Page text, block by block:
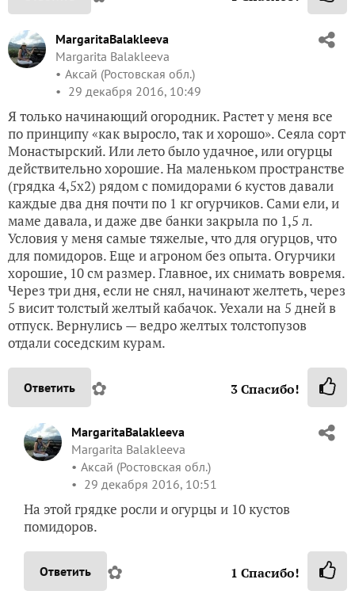
MargaritaBalakleeva
Margarita Balakleeva
Аксай (Ростовская обл.)
29 декабря 2016, 10:49
Я только начинающий огородник. Растет у меня все
по принципу «как выросло, так и хорошо». Сеяла сорт
Монастырский. Или лето было удачное, или огурцы
действительно хорошие. На маленьком пространстве
(грядка 4,5х2) рядом с помидорами 6 кустов давали
каждые два дня почти по 1 кг огурчиков. Сами ели, и
маме давала, и даже две банки закрыла по 1,5 л.
Условия у меня самые тяжелые, что для огурцов, что
для помидоров. Еще и агроном без опыта. Огурчики
хорошие, 10 см размер. Главное, их снимать вовремя.
Через три дня, если не снял, начинают желтеть, через
5 висит толстый желтый кабачок. Уехали на 5 дней в
отпуск. Вернулись — ведро желтых толстопузов
отдали соседским курам.
Ответить ✿ 3Спасибо!
MargaritaBalakleeva
Margarita Balakleeva
Аксай (Ростовская обл.)
29 декабря 2016, 10:51
На этой грядке росли и огурцы и 10 кустов
помидоров.
Ответить ✿ 1 Спасибо!